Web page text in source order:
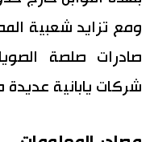
ومع تزايد شعبية
صادرات صلصة
شركات يابانية